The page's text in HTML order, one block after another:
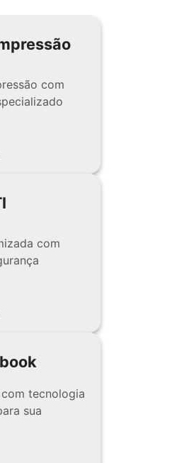
com
com
tecnologia
sua